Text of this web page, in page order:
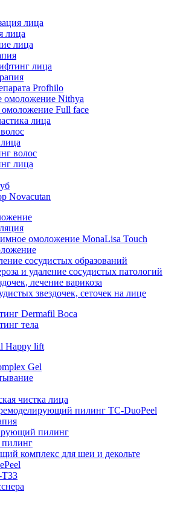
лица
лица
лица
лица
Profhilo
омоложение Nithya
Full face
лица
волос
лица
Novacutan
омоложение MonaLisa Touch
сосудистых образований
и удаление сосудистых патологий
лечение варикоза
звездочек, сеточек на лице
Dermafil Boca
тела
Happy lift
Gel
чистка лица
пилинг TC-DuoPeel
пилинг
комплекс для шеи и декольте